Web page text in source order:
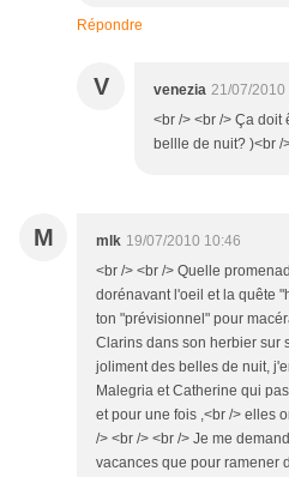
Répondre
V venezia 21/07/2010
<br /> <br /> Ça doit
bellle de nuit? )<br /
M mlk 19/07/2010 10:46
<br /> <br /> Quelle
dorénavant l'oeil et la quête
ton "prévisionnel" pour
Clarins dans son herbier sur
joliment des belles de nuit,
Malegria et Catherine qui
et pour une fois ,<br /> elles
/> <br /> <br /> Je me
vacances que pour ramener